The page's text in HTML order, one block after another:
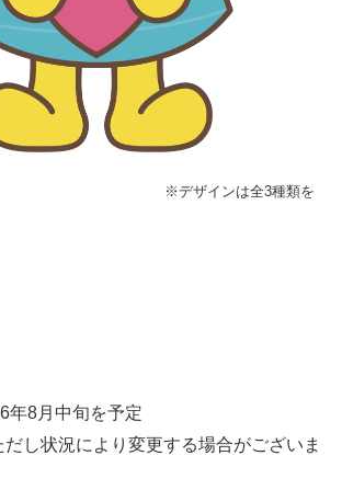
ンは全3種類を
年8月中旬を予定
より変更する場合がございま